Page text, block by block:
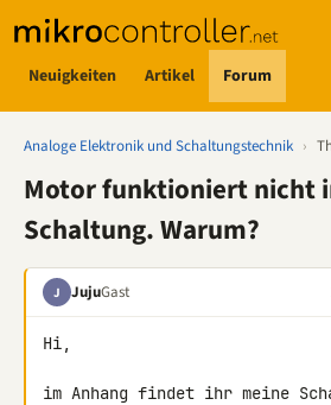
Neuigkeiten Artikel Forum
Analoge Elektronik und Schaltungstechnik ›
Motor funktioniert nicht
Schaltung. Warum?
J JujuGast
Hi,
im Anhang findet ihr meine